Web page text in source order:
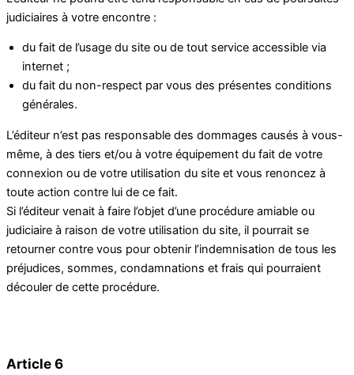
judiciaires à votre encontre :
du fait de l’usage du site ou de tout service accessible via
internet ;
du fait du non-respect par vous des présentes conditions
générales.
L’éditeur n’est pas responsable des dommages causés à vous-
même, à des tiers et/ou à votre équipement du fait de votre
connexion ou de votre utilisation du site et vous renoncez à
toute action contre lui de ce fait.
Si l’éditeur venait à faire l’objet d’une procédure amiable ou
judiciaire à raison de votre utilisation du site, il pourrait se
retourner contre vous pour obtenir l’indemnisation de tous les
préjudices, sommes, condamnations et frais qui pourraient
découler de cette procédure.
Article 6